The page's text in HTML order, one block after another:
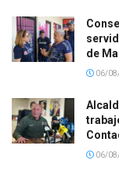
de
06/
06/